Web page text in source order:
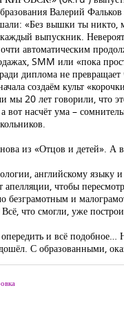
Валерий
«Без вышки ты никто,
выпускник.
автоматическим
SMM или «пока
диплома не
создаём культ
мы 20 лет говорили,
вот насчёт ума –
из «Отцов и детей». А
английскому языку
чтобы
безграмотным и
что смогли, уже
и всё
С образованными,